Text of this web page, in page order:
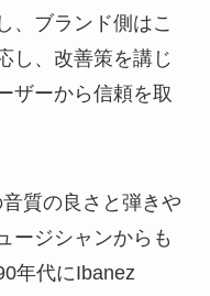
、ブランド側はこ
し、改善策を講じ
ザーから信頼を取
質の良さと弾きや
ージシャンからも
年代にIbanez